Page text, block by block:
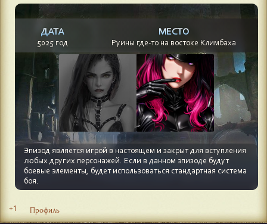
+1 Профиль